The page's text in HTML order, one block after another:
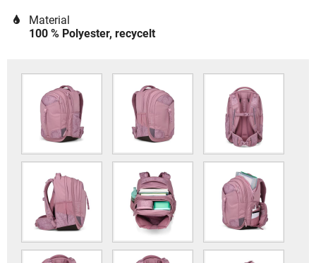
Material
100 % Polyester, recycelt